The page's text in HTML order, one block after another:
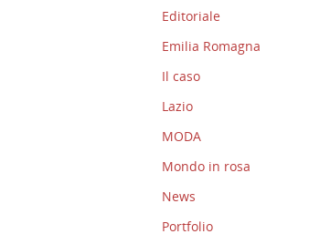
Editoriale
Emilia Romagna
Il caso
Lazio
MODA
Mondo in rosa
News
Portfolio